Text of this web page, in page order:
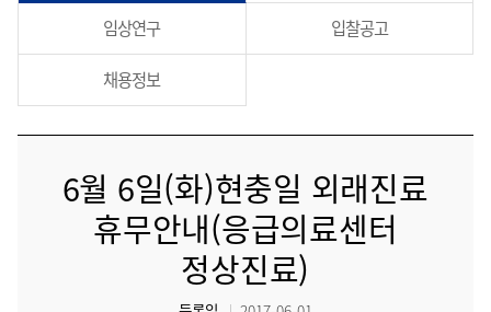
임상연구 입찰공고
채용정보
6월 6일(화)현충일 외래진료
휴무안내(응급의료센터
정상진료)